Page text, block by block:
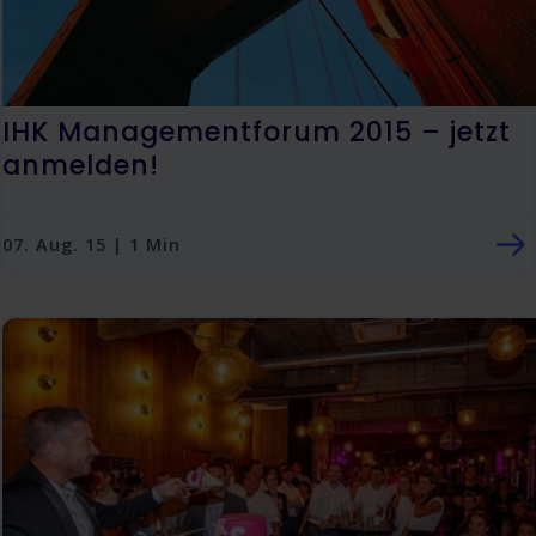
IHK Managementforum 2015 – jetzt
anmelden!
07. Aug. 15 | 1 Min